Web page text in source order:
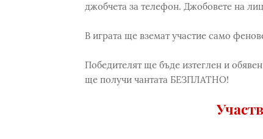
джобчета за телефон. Джобовете на
В играта ще вземат участие само
Победителят ще бъде изтеглен и
ще получи чантата БЕЗПЛАТНО!